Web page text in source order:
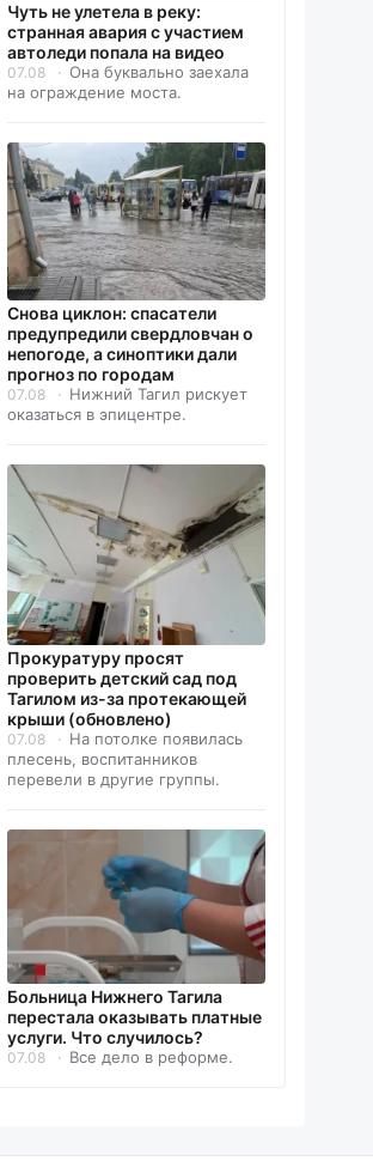
Чуть не улетела в реку:
странная авария с участием
автоледи попала на видео
07.08
Она буквально заехала
на ограждение моста.
Снова циклон: спасатели
предупредили свердловчан о
непогоде, а синоптики дали
прогноз по городам
07.08
Нижний Тагил рискует
оказаться в эпицентре.
Прокуратуру просят
проверить детский сад под
Тагилом из-за протекающей
крыши (обновлено)
07.08
На потолке появилась
плесень, воспитанников
перевели в другие группы.
Больница Нижнего Тагила
перестала оказывать платные
услуги. Что случилось?
07.08 Все дело в реформе.